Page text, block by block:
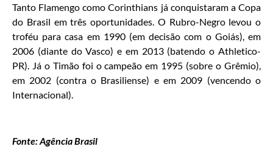
Tanto Flamengo como Corinthians já conquistaram a Copa
do Brasil em três oportunidades. O Rubro-Negro levou o
troféu para casa em 1990 (em decisão com o Goiás), em
2006 (diante do Vasco) e em 2013 (batendo o Athletico-
PR). Já o Timão foi o campeão em 1995 (sobre o Grêmio),
em 2002 (contra o Brasiliense) e em 2009 (vencendo o
Internacional).
Fonte: Agência Brasil